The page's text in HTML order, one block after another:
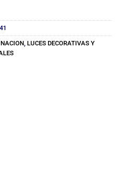
LUCES DECORATIVAS Y